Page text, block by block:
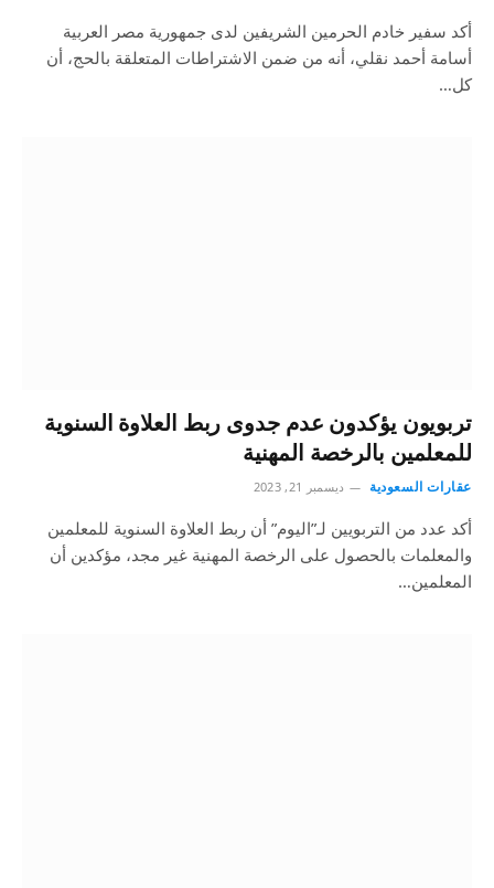
أكد سفير خادم الحرمين الشريفين لدى جمهورية مصر العربية
أسامة أحمد نقلي، أنه من ضمن الاشتراطات المتعلقة بالحج، أن
كل…
تربويون يؤكدون عدم جدوى ربط العلاوة السنوية
للمعلمين بالرخصة المهنية
عقارات السعودية ديسمبر 21, 2023
أكد عدد من التربويين لـ”اليوم” أن ربط العلاوة السنوية للمعلمين
والمعلمات بالحصول على الرخصة المهنية غير مجد، مؤكدين أن
المعلمين…